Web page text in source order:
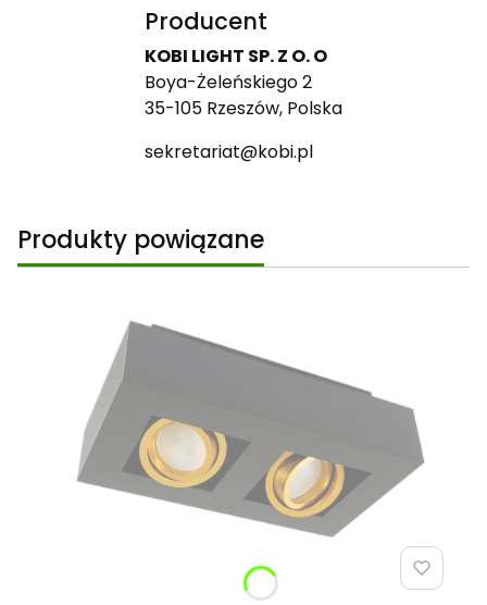
Producent
KOBI LIGHT SP. Z O. O
Boya-Żeleńskiego 2
35-105 Rzeszów, Polska
sekretariat@kobi.pl
Produkty powiązane